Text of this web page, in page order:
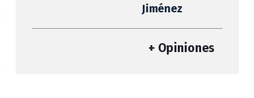
Jiménez
+ Opiniones